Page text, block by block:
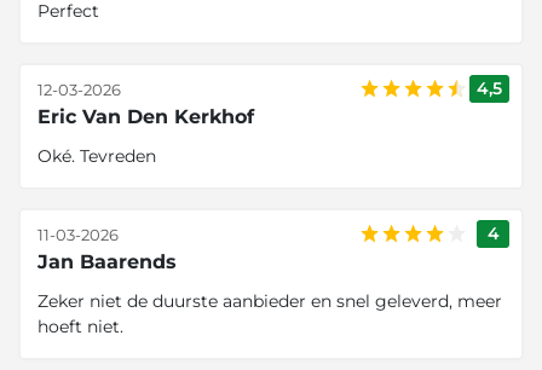
Perfect
4,5
Eric Van Den Kerkhof
12-03-2026
Oké. Tevreden
4
Jan Baarends
11-03-2026
Zeker niet de duurste aanbieder en snel geleverd, meer
hoeft niet.